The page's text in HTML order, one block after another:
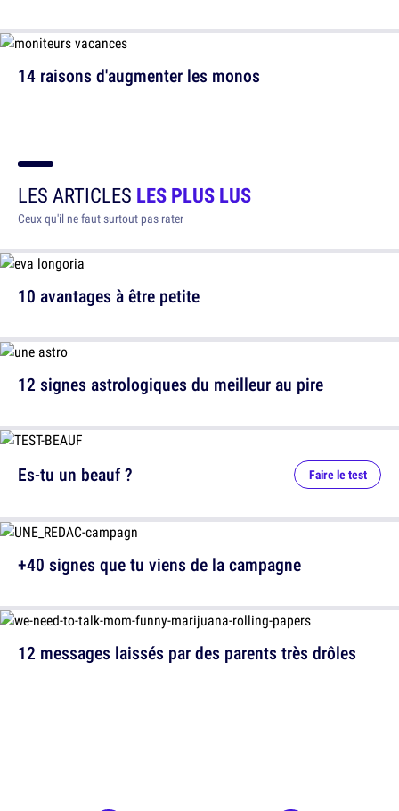
14 raisons d'augmenter les monos
LES ARTICLES LES PLUS LUS
Ceux qu'il ne faut surtout pas rater
10 avantages à être petite
12 signes astrologiques du meilleur au pire
12 messages laissés par des parents très drôles
Es-tu un beauf ? Faire le test
+40 signes que tu viens de la campagne